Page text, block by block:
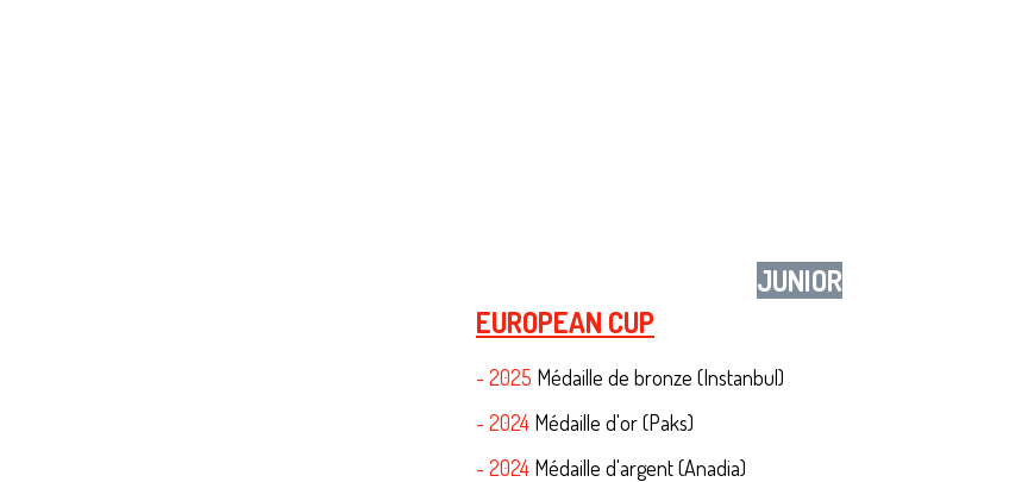
JUNIOR
EUROPEAN CUP
- 2025 Médaille de bronze (Instanbul)
- 2024 Médaille d'or (Paks)
- 2024 Médaille d'argent (Anadia)